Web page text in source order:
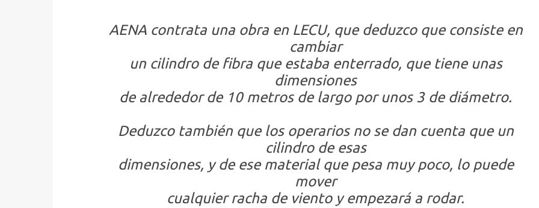
AENA contrata una obra en LECU, que deduzco que consiste en
cambiar
un cilindro de fibra que estaba enterrado, que tiene unas
dimensiones
de alrededor de 10 metros de largo por unos 3 de diámetro.
Deduzco también que los operarios no se dan cuenta que un
cilindro de esas
dimensiones, y de ese material que pesa muy poco, lo puede
mover
cualquier racha de viento y empezará a rodar.